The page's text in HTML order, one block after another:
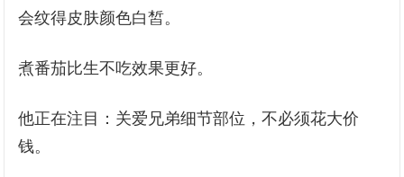
会纹得皮肤颜色白皙。
煮番茄比生不吃效果更好。
他正在注目：关爱兄弟细节部位，不必须花大价
钱。